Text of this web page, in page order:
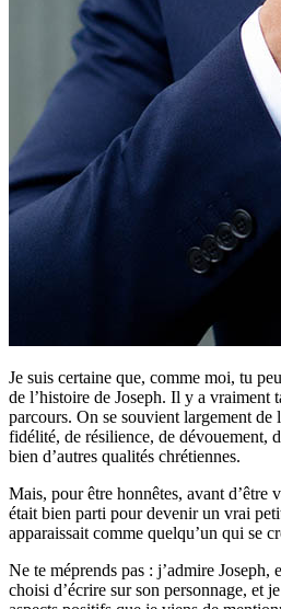
Je suis certaine que, comme moi, tu
de l’histoire de Joseph. Il y a vraiment
parcours. On se souvient largement de
fidélité, de résilience, de dévouement,
bien d’autres qualités chrétiennes.
Mais, pour être honnêtes, avant d’être
était bien parti pour devenir un vrai
apparaissait comme quelqu’un qui se
Ne te méprends pas : j’admire Joseph,
choisi d’écrire sur son personnage, et